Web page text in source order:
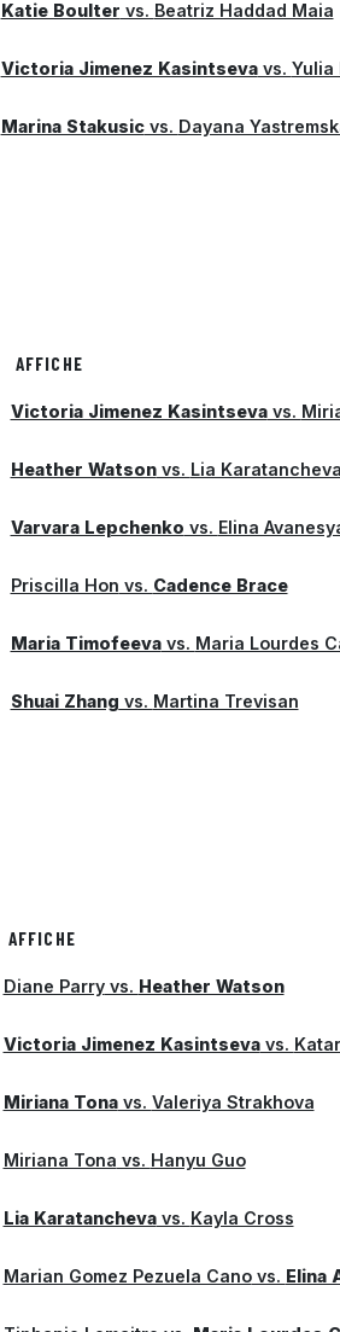
Katie Boulter vs. Beatriz Haddad Maia
Victoria Jimenez Kasintsevavs. Yulia
Marina Stakusicvs. Dayana
AFFICHE
Victoria Jimenez Kasintsevavs.
Heather Watsonvs. Lia Karatancheva
Varvara Lepchenko vs. Elina
Priscilla Hon vs. Cadence Brace
Maria Timofeevavs. Maria Lourdes
Shuai Zhang vs. Martina Trevisan
AFFICHE
Diane Parryvs. Heather Watson
Victoria Jimenez Kasintsevavs.
Miriana Tonavs. Valeriya Strakhova
Miriana Tona vs. Hanyu Guo
Lia Karatanchevavs. Kayla Cross
Marian Gomez Pezuela Canovs. Elina